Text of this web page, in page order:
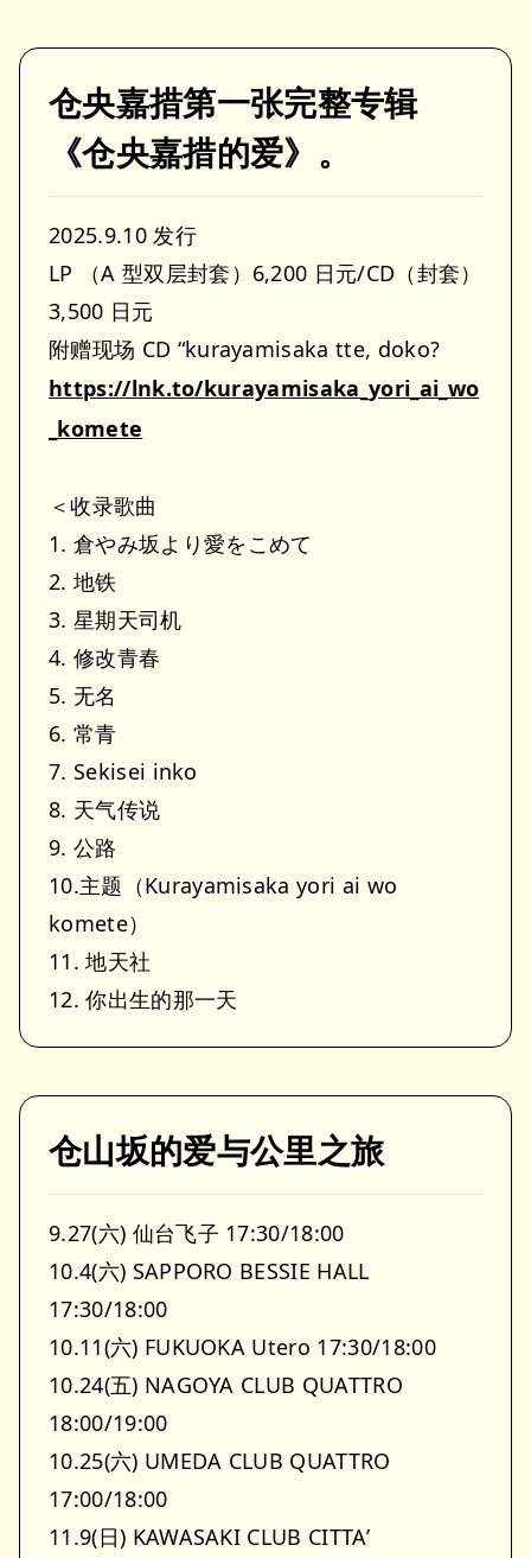
仓央嘉措第一张完整专辑
《仓央嘉措的爱》。
2025.9.10 发行
LP （A 型双层封套）6,200 日元/CD（封套）
3,500 日元
附赠现场 CD “kurayamisaka tte, doko?
https://lnk.to/kurayamisaka_yori_ai_wo
_komete
＜收录歌曲
1. 倉やみ坂より愛をこめて
2. 地铁
3. 星期天司机
4. 修改青春
5. 无名
6. 常青
7. Sekisei inko
8. 天气传说
9. 公路
10.主题（Kurayamisaka yori ai wo
komete）
11. 地天社
12. 你出生的那一天
仓山坂的爱与公里之旅
9.27(六) 仙台飞子 17:30/18:00
10.4(六) SAPPORO BESSIE HALL
17:30/18:00
10.11(六) FUKUOKA Utero 17:30/18:00
10.24(五) NAGOYA CLUB QUATTRO
18:00/19:00
10.25(六) UMEDA CLUB QUATTRO
17:00/18:00
11.9(日) KAWASAKI CLUB CITTA’